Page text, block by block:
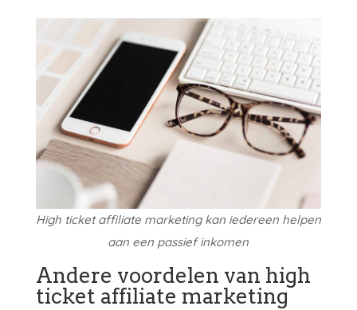
High ticket affiliate marketing kan iedereen helpen
aan een passief inkomen
Andere voordelen van high
ticket affiliate marketing